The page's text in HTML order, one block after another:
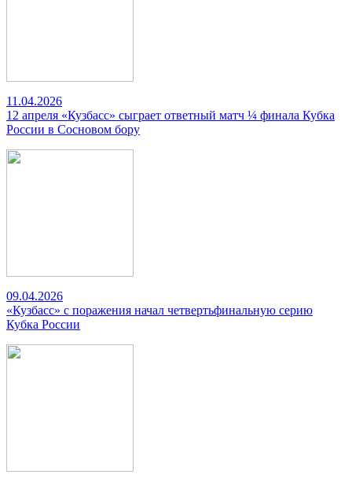
11.04.2026
12 апреля «Кузбасс» сыграет ответный матч ¼ финала Кубка
России в Сосновом бору
09.04.2026
«Кузбасс» с поражения начал четвертьфинальную серию
Кубка России